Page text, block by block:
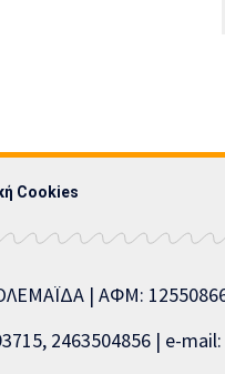
Cookies
| ΑΦΜ:
2463504856 | e-